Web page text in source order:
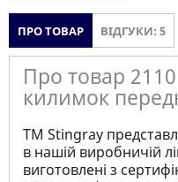
ПРО ТОВАР ВІДГУКИ: 5
Про товар
килимок
ТМ Stingray
в нашій виробничій
виготовлені з